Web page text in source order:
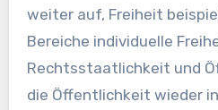
weiter auf, Freiheit
Bereiche individuelle
Rechtsstaatlichkeit und
die Öffentlichkeit wieder